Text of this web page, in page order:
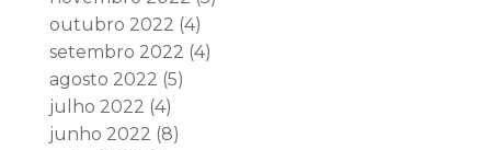
outubro 2022 (4)
setembro 2022 (4)
agosto 2022 (5)
julho 2022 (4)
junho 2022 (8)